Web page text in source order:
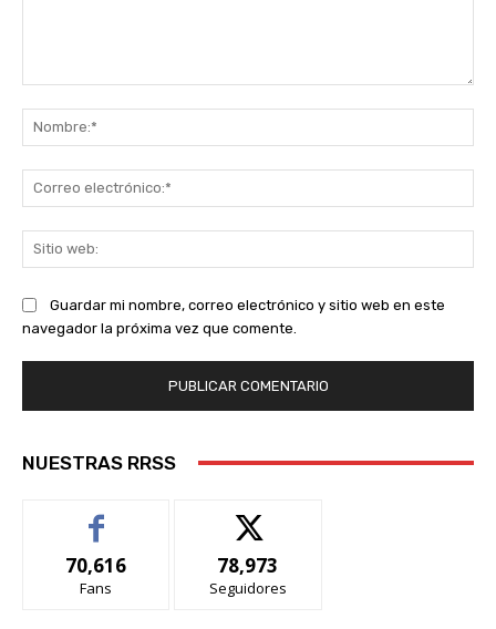
Guardar mi nombre, correo electrónico y sitio web en este
navegador la próxima vez que comente.
NUESTRAS RRSS
70,616
Fans
78,973
Seguidores